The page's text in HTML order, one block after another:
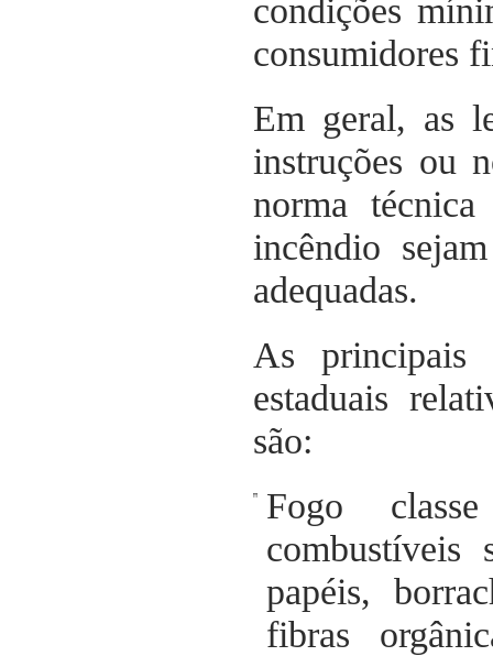
condições
consumidores
Em geral, as
instruções ou
norma
incêndio
adequadas.
As principais
estaduais
são:
Fogo
combustíveis
papéis,
fibras